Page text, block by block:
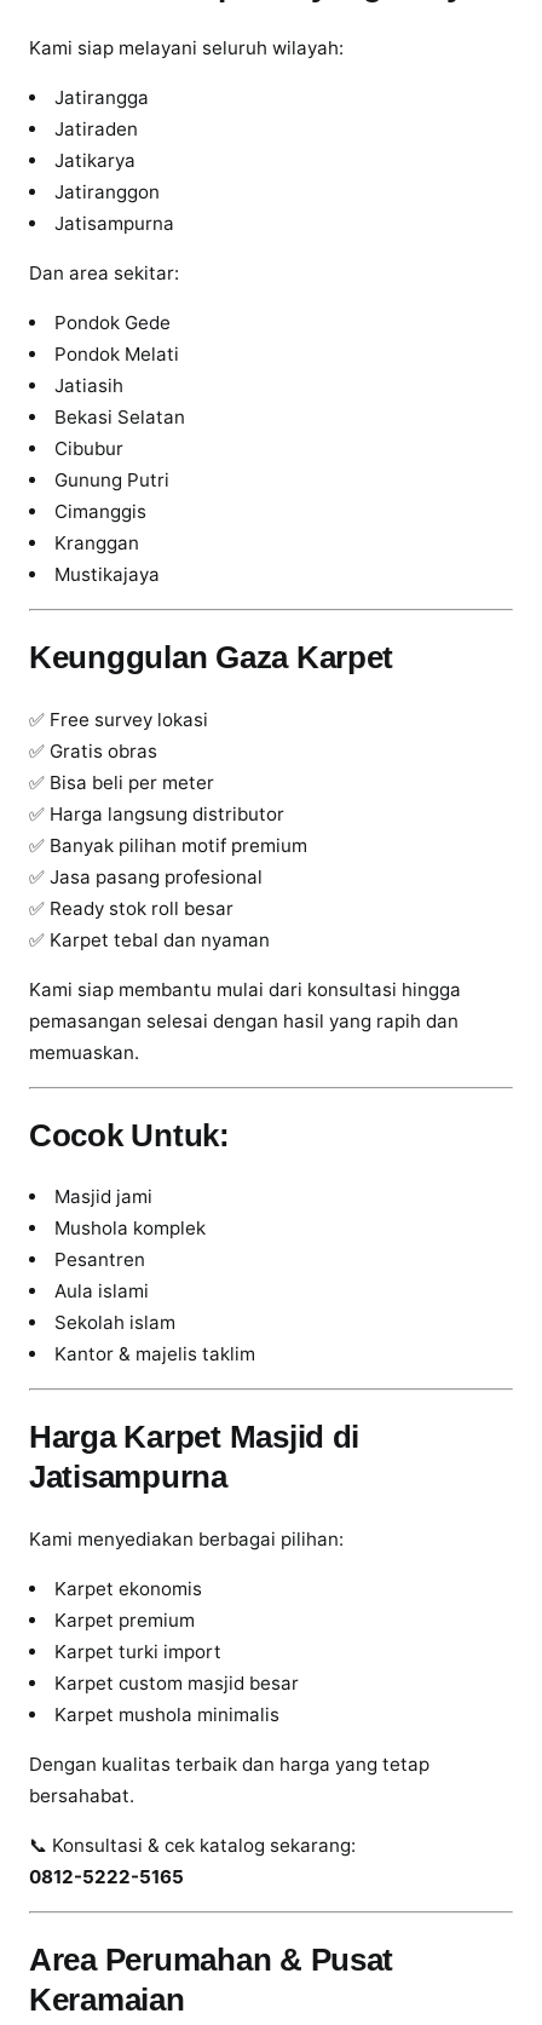
Kami siap melayani seluruh wilayah:
Jatirangga
Jatiraden
Jatikarya
Jatiranggon
Jatisampurna
Dan area sekitar:
Pondok Gede
Pondok Melati
Jatiasih
Bekasi Selatan
Cibubur
Gunung Putri
Cimanggis
Kranggan
Mustikajaya
Keunggulan Gaza Karpet
✅ Free survey lokasi
✅ Gratis obras
✅ Bisa beli per meter
✅ Harga langsung distributor
✅ Banyak pilihan motif premium
✅ Jasa pasang profesional
✅ Ready stok roll besar
✅ Karpet tebal dan nyaman
Kami siap membantu mulai dari konsultasi hingga
pemasangan selesai dengan hasil yang rapih dan
memuaskan.
Cocok Untuk:
Masjid jami
Mushola komplek
Pesantren
Aula islami
Sekolah islam
Kantor & majelis taklim
Harga Karpet Masjid di
Jatisampurna
Kami menyediakan berbagai pilihan:
Karpet ekonomis
Karpet premium
Karpet turki import
Karpet custom masjid besar
Karpet mushola minimalis
Dengan kualitas terbaik dan harga yang tetap
bersahabat.
📞 Konsultasi & cek katalog sekarang:
0812-5222-5165
Area Perumahan & Pusat
Keramaian